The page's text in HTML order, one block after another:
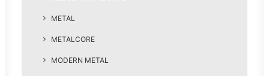
METAL
METALCORE
MODERN METAL